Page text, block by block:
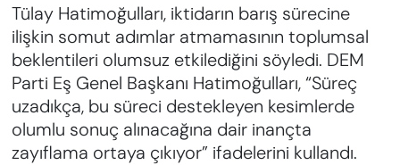
Tülay Hatimoğulları, iktidarın barış sürecine
ilişkin somut adımlar atmamasının toplumsal
beklentileri olumsuz etkilediğini söyledi. DEM
Parti Eş Genel Başkanı Hatimoğulları, “Süreç
uzadıkça, bu süreci destekleyen kesimlerde
olumlu sonuç alınacağına dair inançta
zayıflama ortaya çıkıyor” ifadelerini kullandı.
FAYDALI BİLGİLER
GÜNDEM
EĞİTİM
Süper Lig Puan Durumu ve Fikstür
Tüm Manşetler
Son Dakika Haberleri
Haber Arşivi